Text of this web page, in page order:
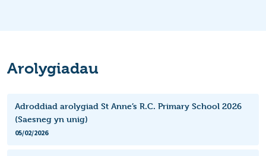
Arolygiadau
Adroddiad arolygiad St Anne’s R.C. Primary School 2026
(Saesneg yn unig)
05/02/2026